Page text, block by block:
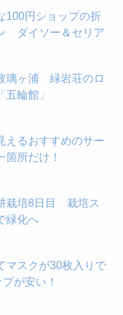
100円ショップの折
ダイソー＆セリア
璃ヶ浦 緑岩荘のロ
輪館」
えるおすすめのサー
所だけ！
栽培8日目 栽培ス
緑化へ
マスクが30枚入りで
が安い！